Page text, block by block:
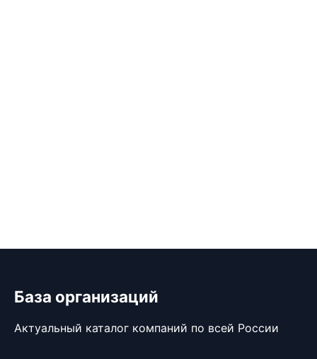
База организаций
Актуальный каталог компаний по всей России